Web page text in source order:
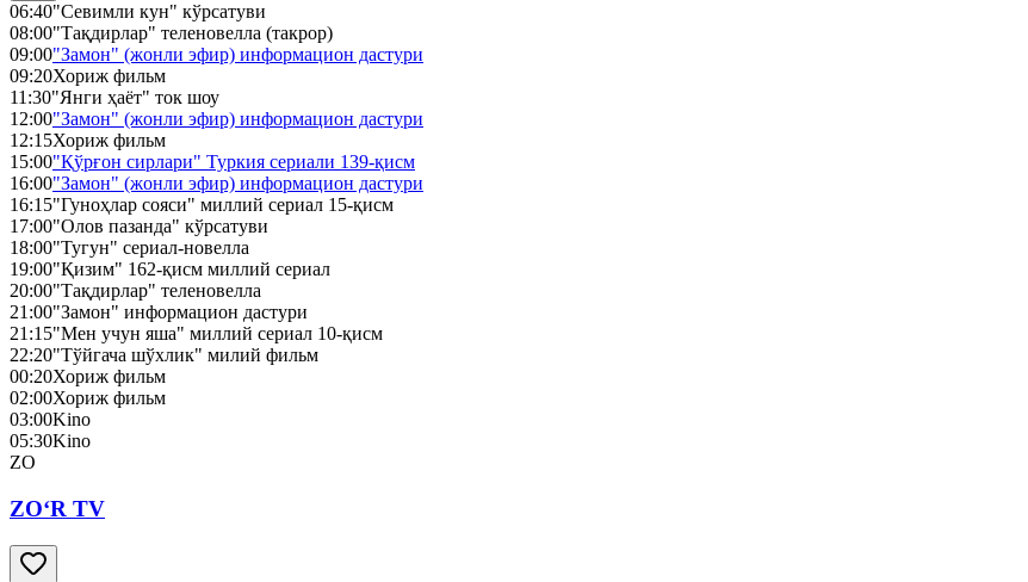
06:40"Севимли кун" кўрсатуви
08:00"Тақдирлар" теленовелла (такрор)
09:00"Замон" (жонли эфир) информацион дастури
09:20Хориж фильм
11:30"Янги ҳаёт" ток шоу
12:00"Замон" (жонли эфир) информацион дастури
12:15Хориж фильм
15:00"Қўрғон сирлари" Туркия сериали 139-қисм
16:00"Замон" (жонли эфир) информацион дастури
16:15"Гуноҳлар сояси" миллий сериал 15-қисм
17:00"Олов пазанда" кўрсатуви
18:00"Тугун" сериал-новелла
19:00"Қизим" 162-қисм миллий сериал
20:00"Тақдирлар" теленовелла
21:00"Замон" информацион дастури
21:15"Мен учун яша" миллий сериал 10-қисм
22:20"Тўйгача шўхлик" милий фильм
00:20Хориж фильм
02:00Хориж фильм
03:00Kino
05:30Kino
ZO
ZO‘R TV